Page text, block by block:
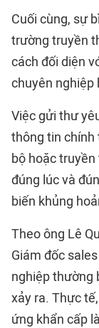
Cuối cùng, sự
trường truyền
cách đối diện
chuyên nghiệp
Việc gửi thư
thông tin chính
bộ hoặc
đúng lúc và
biến khủng
Theo ông Lê
Giám đốc
nghiệp thường
xảy ra. Thực
ứng khẩn cấp